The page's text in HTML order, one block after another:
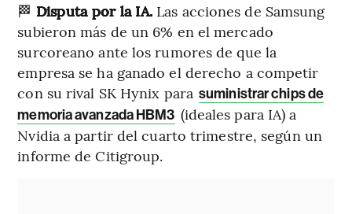
🏁 Disputa por la IA. Las acciones de Samsung
subieron más de un 6% en el mercado
surcoreano ante los rumores de que la
empresa se ha ganado el derecho a competir
con su rival SK Hynix para suministrar chips de
memoria avanzada HBM3 (ideales para IA) a
Nvidia a partir del cuarto trimestre, según un
informe de Citigroup.